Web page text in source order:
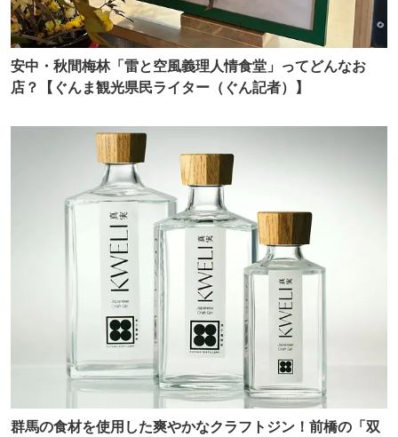
安中・秋間梅林「雷と空風義理人情食堂」ってどんなお
店？【ぐんま観光県民ライター（ぐん記者）】
群馬の食材を使用した爽やかなクラフトジン！前橋の「双